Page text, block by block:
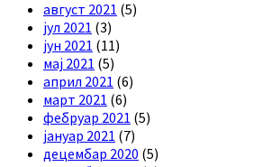
август 2021 (5)
јул 2021 (3)
јун 2021 (11)
мај 2021 (5)
април 2021 (6)
март 2021 (6)
фебруар 2021 (5)
јануар 2021 (7)
децембар 2020 (5)